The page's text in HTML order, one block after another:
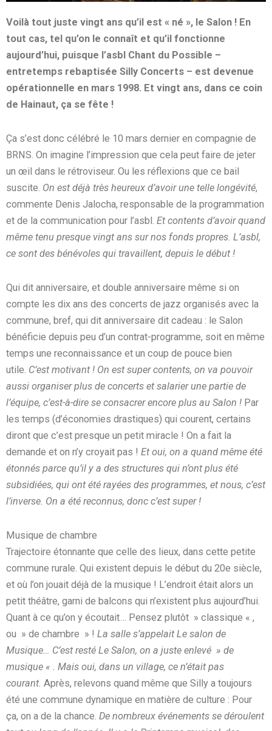
Voilà tout juste vingt ans qu’il est « né », le Salon ! En
tout cas, tel qu’on le connaît et qu’il fonctionne
aujourd’hui, puisque l’asbl Chant du Possible –
entretemps rebaptisée Silly Concerts – est devenue
opérationnelle en mars 1998. Et vingt ans, dans ce coin
de Hainaut, ça se fête !
Ça s’est donc célébré le 10 mars dernier en compagnie de
BRNS. On imagine l’impression que cela peut faire de jeter
un œil dans le rétroviseur. Ou les réflexions que ce bail
suscite. On est déjà très heureux d’avoir une telle longévité,
commente Denis Jalocha, responsable de la programmation
et de la communication pour l’asbl. Et contents d’avoir quand
même tenu presque vingt ans sur nos fonds propres. L’asbl,
ce sont des bénévoles qui travaillent, depuis le début !
Qui dit anniversaire, et double anniversaire même si on
compte les dix ans des concerts de jazz organisés avec la
commune, bref, qui dit anniversaire dit cadeau : le Salon
bénéficie depuis peu d’un contrat-programme, soit en même
temps une reconnaissance et un coup de pouce bien
utile. C’est motivant ! On est super contents, on va pouvoir
aussi organiser plus de concerts et salarier une partie de
l’équipe, c’est-à-dire se consacrer encore plus au Salon ! Par
les temps (d’économies drastiques) qui courent, certains
diront que c’est presque un petit miracle ! On a fait la
demande et on n’y croyait pas ! Et oui, on a quand même été
étonnés parce qu’il y a des structures qui n’ont plus été
subsidiées, qui ont été rayées des programmes, et nous, c’est
l’inverse. On a été reconnus, donc c’est super !
Musique de chambre
Trajectoire étonnante que celle des lieux, dans cette petite
commune rurale. Qui existent depuis le début du 20e siècle,
et où l’on jouait déjà de la musique ! L’endroit était alors un
petit théâtre, garni de balcons qui n’existent plus aujourd’hui.
Quant à ce qu’on y écoutait… Pensez plutôt » classique « ,
ou » de chambre » ! La salle s’appelait Le salon de
Musique… C’est resté Le Salon, on a juste enlevé » de
musique « . Mais oui, dans un village, ce n’était pas
courant. Après, relevons quand même que Silly a toujours
été une commune dynamique en matière de culture : Pour
ça, on a de la chance. De nombreux événements se déroulent